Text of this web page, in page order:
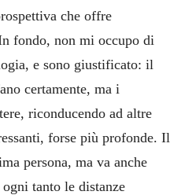
che offre
fondo, non mi occupo di
e sono giustificato: il
certamente, ma i
riconducendo ad altre
forse più profonde. Il
persona, ma va anche
tanto le distanze